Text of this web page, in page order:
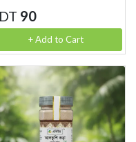
90
+ Add to Cart